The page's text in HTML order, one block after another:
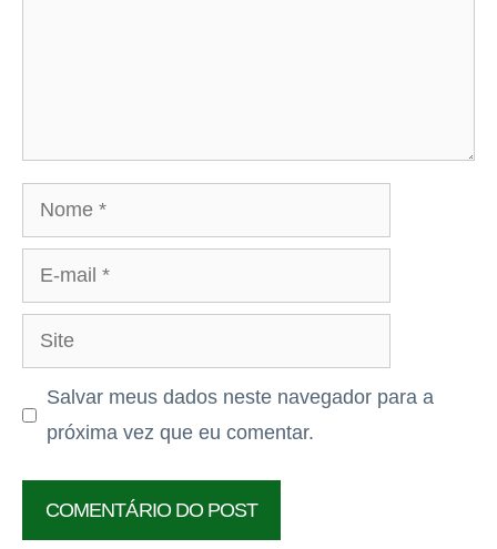
Nome
mail
Site
Salvar meus dados neste navegador para a
próxima vez que eu comentar.